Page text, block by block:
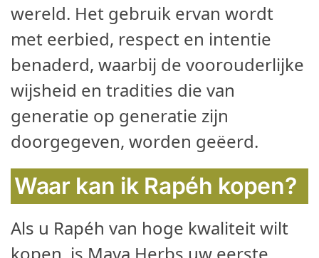
wereld. Het gebruik ervan wordt
met eerbied, respect en intentie
benaderd, waarbij de voorouderlijke
wijsheid en tradities die van
generatie op generatie zijn
doorgegeven, worden geëerd.
Waar kan ik Rapéh kopen?
Als u Rapéh van hoge kwaliteit wilt
kopen, is Maya Herbs uw eerste